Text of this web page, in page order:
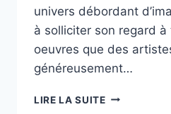
univers débordant
à solliciter son regard
oeuvres que des
généreusement…
LIRE LA SUITE« LES